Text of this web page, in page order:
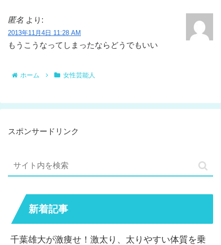
匿名 より:
2013年11月4日 11:28 AM
もうこうなってしまったならどうでもいい
ホーム 女性芸能人
スポンサードリンク
新着記事
千葉雄大が激痩せ！激太り、太りやすい体質を乗